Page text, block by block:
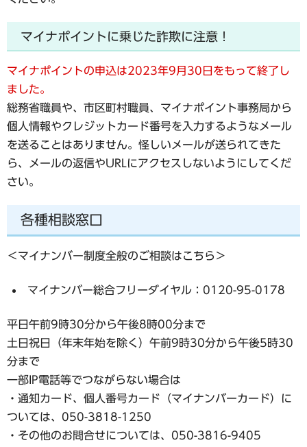
マイナポイントに乗じた詐欺に注意！
マイナポイントの申込は2023年9月30日をもって終了し
ました。
総務省職員や、市区町村職員、マイナポイント事務局から
個人情報やクレジットカード番号を入力するようなメール
を送ることはありません。怪しいメールが送られてきた
ら、メールの返信やURLにアクセスしないようにしてくだ
さい。
各種相談窓口
＜マイナンバー制度全般のご相談はこちら＞
マイナンバー総合フリーダイヤル：0120-95-0178
平日午前9時30分から午後8時00分まで
土日祝日（年末年始を除く）午前9時30分から午後5時30
分まで
一部IP電話等でつながらない場合は
・通知カード、個人番号カード（マイナンバーカード）に
ついては、050-3818-1250
・その他のお問合せについては、050-3816-9405